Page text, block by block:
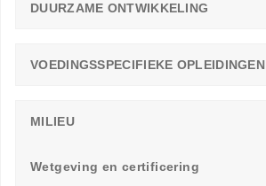
DUURZAME ONTWIKKELING
VOEDINGSSPECIFIEKE OPLEIDINGEN
MILIEU
Wetgeving en certificering